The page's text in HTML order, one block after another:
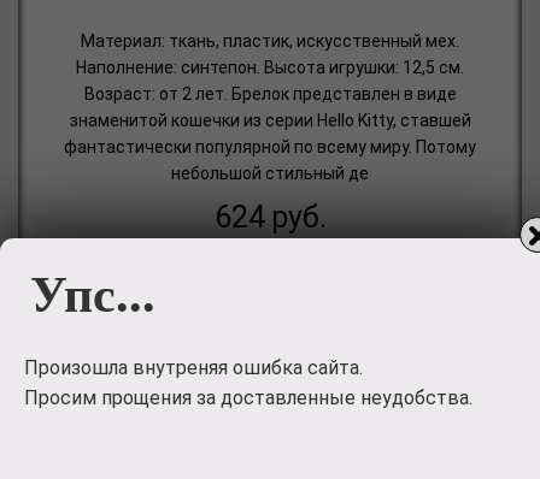
Материал: ткань, пластик, искусственный мех.
Наполнение: синтепон. Высота игрушки: 12,5 см.
Возраст: от 2 лет. Брелок представлен в виде
знаменитой кошечки из серии Hello Kitty, ставшей
фантастически популярной по всему миру. Потому
небольшой стильный де
624 руб.
Упс...
Произошла внутреняя ошибка сайта.
Просим прощения за доставленные неудобства.